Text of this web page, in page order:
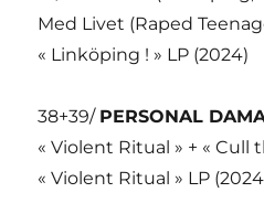
Med Livet (Raped
« Linköping ! » LP (2024)
38+39/ PERSONAL
« Violent Ritual » + « Cull
« Violent Ritual » LP